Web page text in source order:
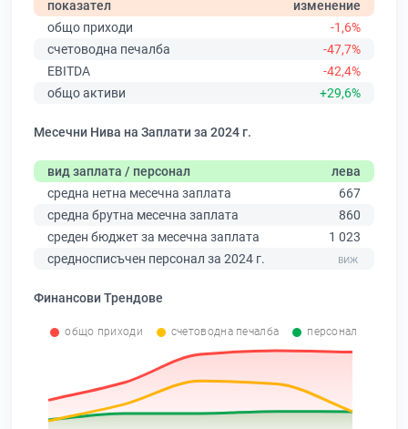
показател
изменение
общо приходи
-1,6%
счетоводна печалба
-47,7%
EBITDA
-42,4%
общо активи
+29,6%
Месечни Нива на Заплати за 2024 г.
вид заплата / персонал
лева
средна нетна месечна заплата
667
средна брутна месечна заплата
860
среден бюджет за месечна заплата
1 023
средносписъчен персонал за 2024 г.
Финансови Трендове
общо приходи счетоводна печалба персонал